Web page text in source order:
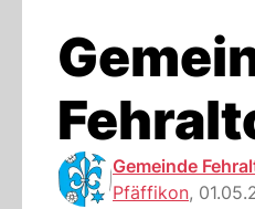
Gemeinde
Pfäffikon,